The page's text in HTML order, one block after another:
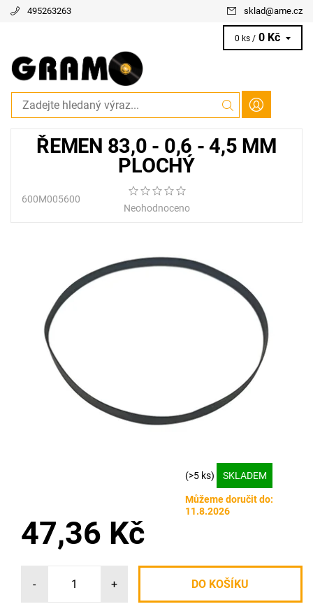
495263263 sklad@ame.cz
0 ks / 0 Kč
ŘEMEN 83,0 - 0,6 - 4,5 MM
PLOCHÝ
600M005600
Neohodnoceno
(>5 ks) SKLADEM
Můžeme doručit do:
11.8.2026
47,36 Kč
- +